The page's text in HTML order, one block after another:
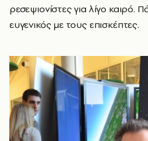
ρεσεψιονίστες για λίγο καιρό.
ευγενικός με τους επισκέπτες.